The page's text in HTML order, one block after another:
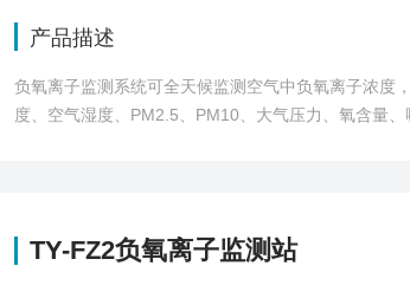
产品描述
负氧离子监测系统可全天候监测空气中负氧离子浓度
度、空气湿度、PM2.5、PM10、大气压力、氧含量
TY-FZ2负氧离子监测站